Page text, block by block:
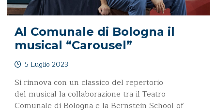
Al Comunale di Bologna il
musical “Carousel”
5 Luglio 2023
Si rinnova con un classico del repertorio
del musical la collaborazione tra il Teatro
Comunale di Bologna e la Bernstein School of